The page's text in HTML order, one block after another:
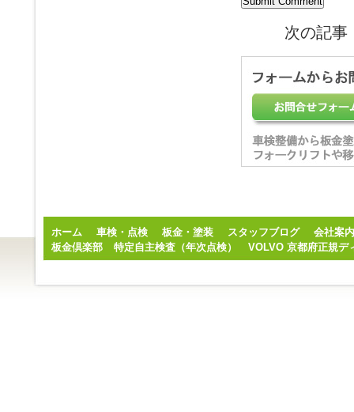
次の記事
ホーム 車検・点検 板金・塗装 スタッフブログ
会社案内
板金倶楽部
特定自主検査（年次点検） VOLVO 京都府正規デ